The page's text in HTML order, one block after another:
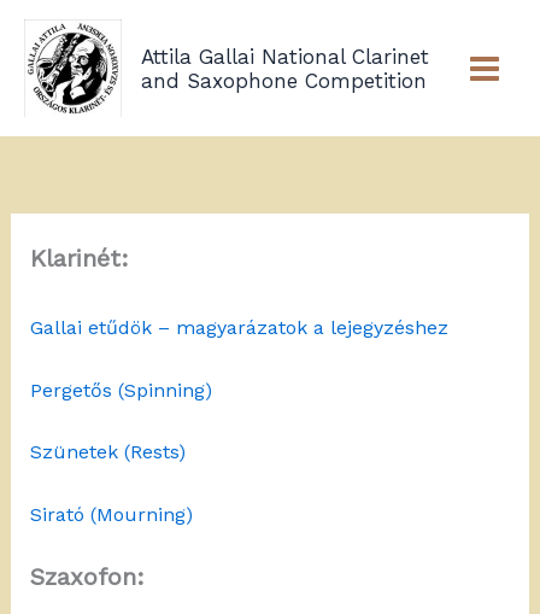
Skip
content
Attila Gallai National Clarinet
and Saxophone Competition
Klarinét:
Gallai etűdök – magyarázatok a lejegyzéshez
Pergetős (Spinning)
Szünetek (Rests)
Sirató (Mourning)
Szaxofon: